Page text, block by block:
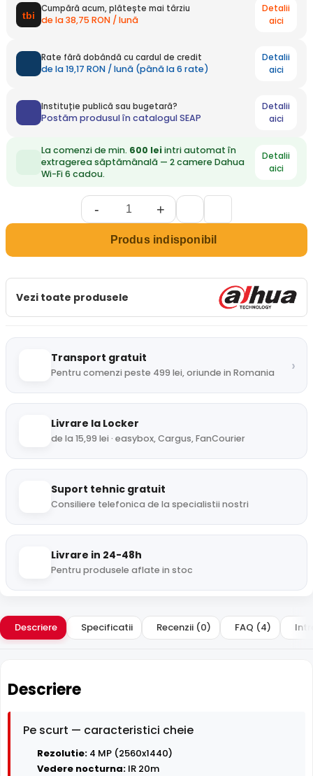
Cumpără acum, plătește mai târziu
de la 38,75 RON / lună
Detalii
aici
Rate fără dobândă cu cardul de credit
de la 19,17 RON / lună (până la 6 rate)
Detalii
aici
Instituție publică sau bugetară?
Postăm produsul în catalogul SEAP
Detalii
aici
La comenzi de min. 600 leiintri automat în
extragerea săptămânală — 2 camere Dahua
Wi-Fi 6 cadou.
Detalii
aici
- +
Produs indisponibil
Vezi toate produsele
Transport gratuit
Pentru comenzi peste 499 lei, oriunde in Romania ›
Livrare la Locker
de la 15,99 lei · easybox, Cargus, FanCourier
Suport tehnic gratuit
Consiliere telefonica de la specialistii nostri
Livrare in 24-48h
Pentru produsele aflate in stoc
Descriere Specificatii Recenzii (0) FAQ (4)
Descriere
Pe scurt — caracteristici cheie
Rezolutie: 4 MP (2560x1440)
Vedere nocturna: IR 20m